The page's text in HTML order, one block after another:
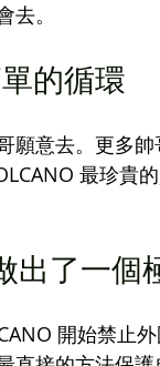
。
的循環
願意去。更多
最珍貴
做出了一
開始禁止